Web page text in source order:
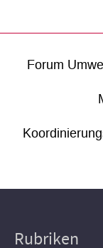
Forum
Hauptnavigation
Rubriken